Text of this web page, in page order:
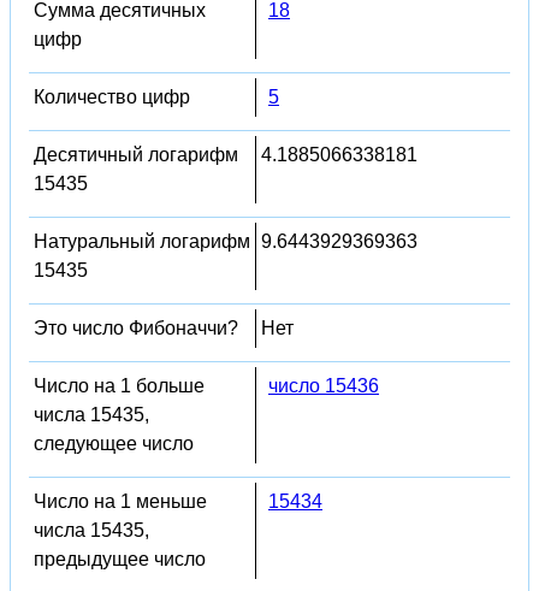
Сумма десятичных
цифр
18
Количество цифр 5
Десятичный логарифм
15435
4.1885066338181
Натуральный логарифм
15435
9.6443929369363
Это число Фибоначчи? Нет
Число на 1 больше
числа 15435,
следующее число
число 15436
Число на 1 меньше
числа 15435,
предыдущее число
15434